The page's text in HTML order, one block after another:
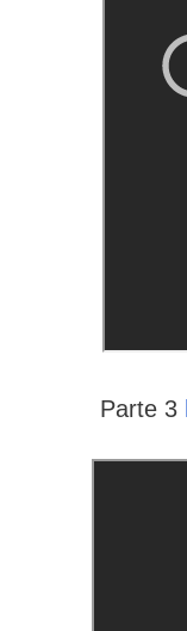
Parte 3